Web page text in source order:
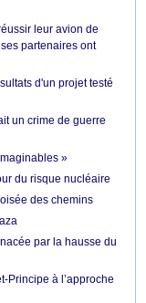
leur avion de
partenaires ont
d'un projet testé
un crime de guerre
»
du risque nucléaire
des chemins
par la hausse du
Principe à l’approche